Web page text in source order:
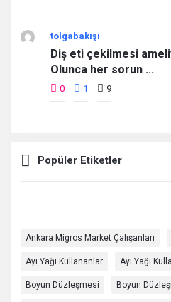
tolgabakışı
Diş eti çekilmesi
Olunca her sorun ...
0 1 9
Popüler Etiketler
Ankara Migros Market Çalışanları
Ayı Yağı Kullananlar Ayı Yağı
Boyun Düzleşmesi Boyun